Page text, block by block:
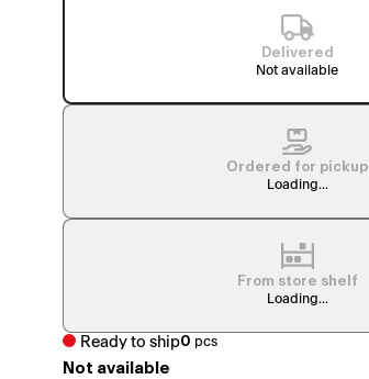
Delivered
Not available
Ordered for pickup
Loading...
From store shelf
Loading...
Ready to ship0 pcs
Not available